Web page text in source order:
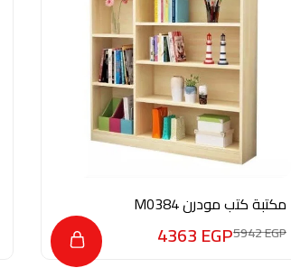
مكتبة كتب مودرن M0384
5942EGP
4363EGP